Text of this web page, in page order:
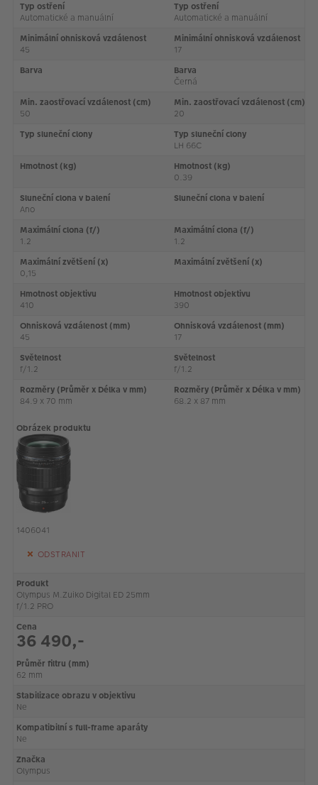
Typ ostření
Automatické a manuální
Typ ostření
Automatické a manuální
Minimální ohnisková vzdálenost
45
Minimální ohnisková vzdálenost
17
Barva
Barva
Černá
Min. zaostřovací vzdálenost (cm)
50
Min. zaostřovací vzdálenost (cm)
20
Typ sluneční clony
Typ sluneční clony
LH 66C
Hmotnost (kg)
Hmotnost (kg)
0.39
Sluneční clona v balení
Ano
Sluneční clona v balení
Maximální clona (f/)
1.2
Maximální clona (f/)
1.2
Maximální zvětšení (x)
0,15
Maximální zvětšení (x)
Hmotnost objektivu
410
Hmotnost objektivu
390
Ohnisková vzdálenost (mm)
45
Ohnisková vzdálenost (mm)
17
Světelnost
f/1.2
Světelnost
f/1.2
Rozměry (Průměr x Délka v mm)
84.9 x 70 mm
Rozměry (Průměr x Délka v mm)
68.2 x 87 mm
Obrázek produktu
1406041
ODSTRANIT
Produkt
Olympus M.Zuiko Digital ED 25mm
f/1.2 PRO
Cena
36 490,-
Průměr filtru (mm)
62 mm
Stabilizace obrazu v objektivu
Ne
Kompatibilní s full-frame aparáty
Ne
Značka
Olympus